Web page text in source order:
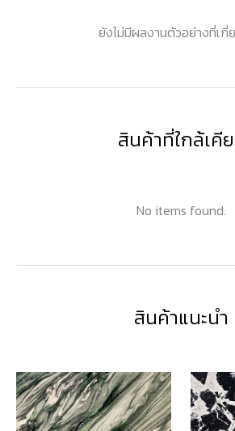
ยังไม่มีผลงานตัวอย่างที่เกี่
สินค้าที่ใกล้เคี
No items found.
สินค้าแนะนำ